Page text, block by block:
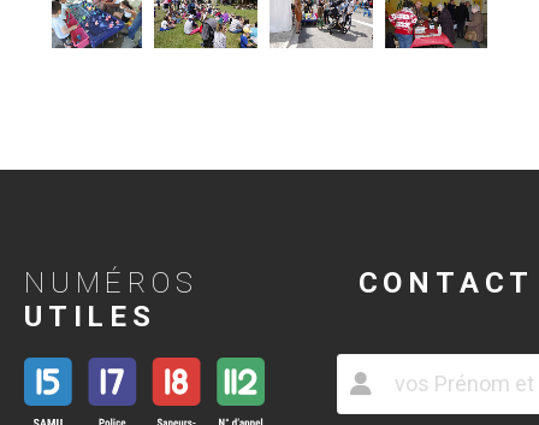
NUMÉROS
UTILES
CONTACT